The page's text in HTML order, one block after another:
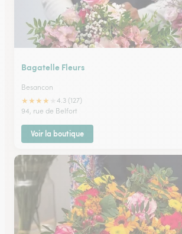
Bagatelle Fleurs
Besancon
★★★★
4.3 (127)
94, rue de Belfort
Voir la boutique